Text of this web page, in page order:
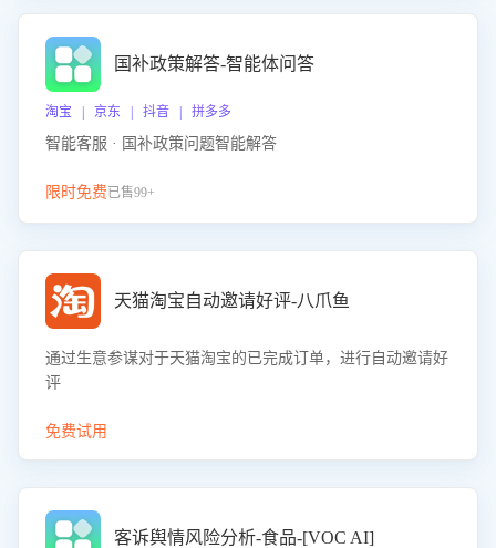
国补政策解答-智能体问答
淘宝 | 京东 | 抖音 | 拼多多
智能客服 · 国补政策问题智能解答
限时免费已售99+
天猫淘宝自动邀请好评-八爪鱼
通过生意参谋对于天猫淘宝的已完成订单，进行自动邀请好
评
免费试用
客诉舆情风险分析-食品-[VOC AI]